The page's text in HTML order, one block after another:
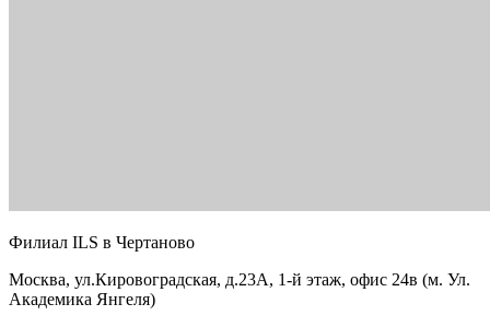
Филиал ILS в Чертаново
Москва, ул.Кировоградская, д.23А, 1-й этаж, офис 24в (м. Ул.
Академика Янгеля)